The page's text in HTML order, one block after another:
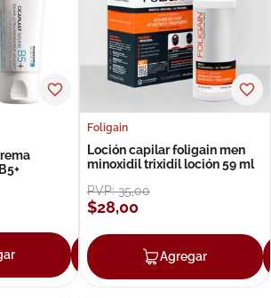
Agregar
Foligain
Loción capilar foligain men
minoxidil trixidil loción 59 ml
PVP:35,00
$28,00
Agregar